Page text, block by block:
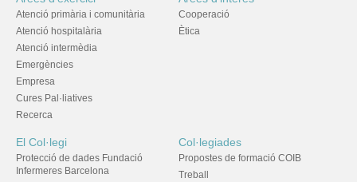
Atenció primària i comunitària
Atenció hospitalària
Atenció intermèdia
Emergències
Empresa
Cures Pal·liatives
Recerca
Cooperació
Ètica
El Col·legi
Protecció de dades Fundació
Infermeres Barcelona
Col·legiades
Propostes de formació COIB
Treball